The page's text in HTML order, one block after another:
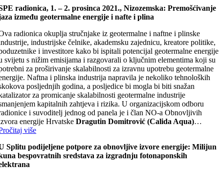
radionica, 1. – 2. prosinca 2021., Nizozemska: Premošćivanje
između geotermalne energije i nafte i plina
radionica okuplja stručnjake iz geotermalne i naftne i plinske
industrijske čelnike, akademsku zajednicu, kreatore politike,
i investitore kako bi ispitali potencijal geotermalne energije
svijetu s nižim emisijama i razgovarali o ključnim elementima koji su
za proširivanje skalabilnosti za izravnu upotrebu geotermalne
Naftna i plinska industrija napravila je nekoliko tehnoloških
posljednjih godina, a posljedice bi mogla bi biti snažan
za promicanje skalabilnosti geotermalne industrije
kapitalnih zahtjeva i rizika. U organizacijskom odboru
i suvoditelj jednog od panela je i član NO-a Obnovljivih
energije HrvatskeDragutin Domitrović (Calida Aqua)…
više
Splitu podijeljene potpore za obnovljive izvore energije: Milijun
bespovratnih sredstava za izgradnju fotonaponskih